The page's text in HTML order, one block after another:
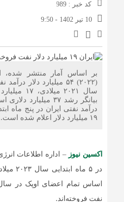
کد خبر : 989
10 تیر 1402 - 9:50
بر اساس آمار منتشر شده،
(۲۰۲۲) ۵۴ میلیارد دلار
سال ۲۰۲۱
بیانگر رشد ۳۷
درآمد نفتی ایران در پنج ماه
۱۹ میلیارد دلار اعلام شده است.
اکسین نیوز – اداره اطلاعات
در ۵ ماه
نفت فروخته‌اند.